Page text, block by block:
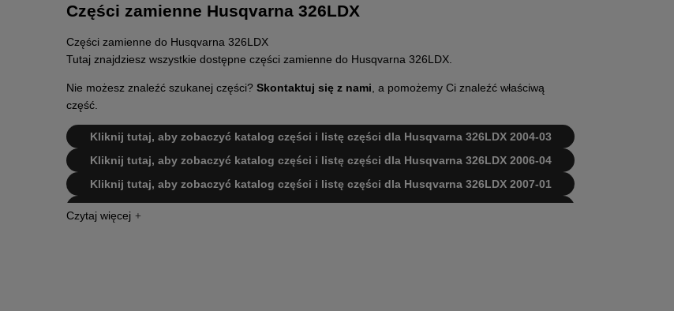
Części zamienne Husqvarna 326LDX
Części zamienne do Husqvarna 326LDX
Tutaj znajdziesz wszystkie dostępne części zamienne do Husqvarna 326LDX.
Nie możesz znaleźć szukanej części? Skontaktuj się z nami, a pomożemy Ci znaleźć właściwą
część.
Kliknij tutaj, aby zobaczyć katalog części i listę części dla Husqvarna 326LDX 2004-03
Kliknij tutaj, aby zobaczyć katalog części i listę części dla Husqvarna 326LDX 2006-04
Kliknij tutaj, aby zobaczyć katalog części i listę części dla Husqvarna 326LDX 2007-01